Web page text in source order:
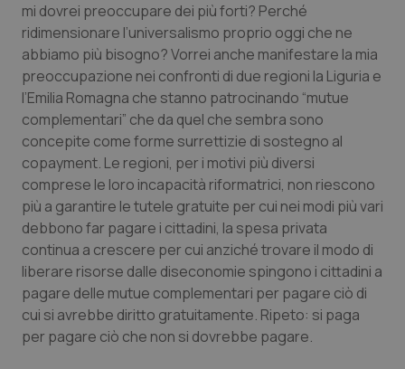
Toscana
Umbria
Valle D’Aosta
Veneto
Obesità
Oftalmologia
Oncodermatologia
Oncoematologia
Oncologia & Nutrizione
Psoriasi & pelle
Quotidiano Cardiologia
Quotidiano Chirurgia
mi dovrei preoccupare dei più forti? Perché
ridimensionare l’universalismo proprio oggi che ne
abbiamo più bisogno? Vorrei anche manifestare la mia
preoccupazione nei confronti di due regioni la Liguria e
l’Emilia Romagna che stanno patrocinando “mutue
complementari” che da quel che sembra sono
concepite come forme surrettizie di sostegno al
copayment. Le regioni, per i motivi più diversi
comprese le loro incapacità riformatrici, non riescono
più a garantire le tutele gratuite per cui nei modi più vari
debbono far pagare i cittadini, la spesa privata
continua a crescere per cui anziché trovare il modo di
liberare risorse dalle diseconomie spingono i cittadini a
pagare delle mutue complementari per pagare ciò di
cui si avrebbe diritto gratuitamente. Ripeto: si paga
per pagare ciò che non si dovrebbe pagare.